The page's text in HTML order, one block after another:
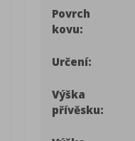
Povrch
kovu:
Určení:
Výška
přívěsku: